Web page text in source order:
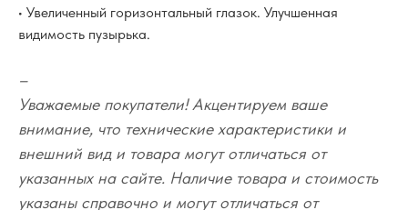
• Увеличенный горизонтальный глазок. Улучшенная
видимость пузырька.
–
Уважаемые покупатели! Акцентируем ваше
внимание, что технические характеристики и
внешний вид и товара могут отличаться от
указанных на сайте. Наличие товара и стоимость
указаны справочно и могут отличаться от